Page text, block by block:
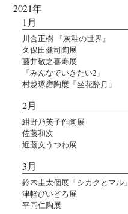
2021年
1月
川合正樹 『灰釉の世界』
久保田健司陶展
藤井敬之喜寿展
「みんなでいきたい2」
村越琢磨陶展「坐花酔月」
2月
紺野乃芙子作陶展
佐藤和次
近藤文うつわ展
3月
鈴木圭太個展「シカクとマル」
津軽びいどろ展
平岡仁陶展